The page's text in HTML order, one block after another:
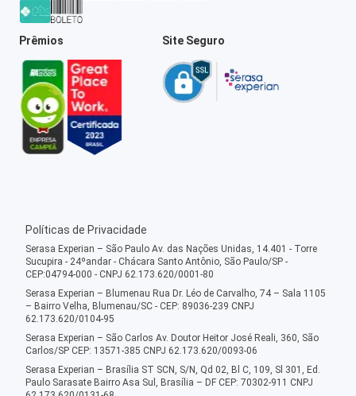
Prêmios Site Seguro
Políticas de Privacidade
Serasa Experian – São Paulo Av. das Nações Unidas, 14.401 - Torre
Sucupira - 24ºandar - Chácara Santo Antônio, São Paulo/SP -
CEP:04794-000 - CNPJ 62.173.620/0001-80
Serasa Experian – Blumenau Rua Dr. Léo de Carvalho, 74 – Sala 1105
– Bairro Velha, Blumenau/SC - CEP: 89036-239 CNPJ
62.173.620/0104-95
Serasa Experian – São Carlos Av. Doutor Heitor José Reali, 360, São
Carlos/SP CEP: 13571-385 CNPJ 62.173.620/0093-06
Serasa Experian – Brasília ST SCN, S/N, Qd 02, Bl C, 109, Sl 301, Ed.
Paulo Sarasate Bairro Asa Sul, Brasília – DF CEP: 70302-911 CNPJ